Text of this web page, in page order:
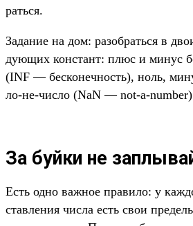
рать­ся.
За­дание на дом: разоб­рать­ся в
дующих кон­стант: плюс и минус
(INF — бес­конеч­ность), ноль,
ло‑не‑чис­ло (NaN — not-a-
За буйки не
Есть одно важ­ное пра­вило: у
став­ления чис­ла есть свои